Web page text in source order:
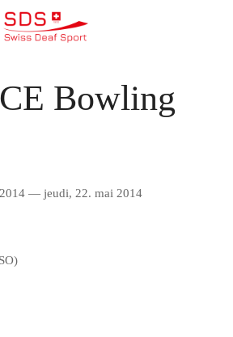
Bowling
— jeudi, 22. mai 2014